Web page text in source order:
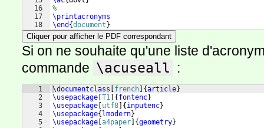
16
17
18
%
\printacronyms
\end {document }
Cliquer pour afficher le PDF correspondant
Si on ne souhaite qu'une liste
commande \acuseall :
1
2
3
4
5
\documentclass french {article}
\usepackage T1 { fontenc}
\usepackage utf8 { inputenc}
\usepackage{ lmodern}
\usepackage a4paper {geometry}